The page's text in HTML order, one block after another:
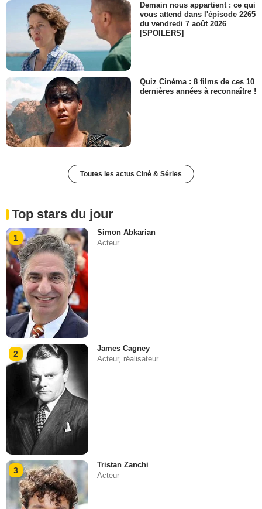
Demain nous appartient : ce qui
vous attend dans l'épisode 2265
du vendredi 7 août 2026
[SPOILERS]
Quiz Cinéma : 8 films de ces 10
dernières années à reconnaître !
Toutes les actus Ciné & Séries
Top stars du jour
1
Simon Abkarian
Acteur
2
James Cagney
Acteur, réalisateur
3
Tristan Zanchi
Acteur